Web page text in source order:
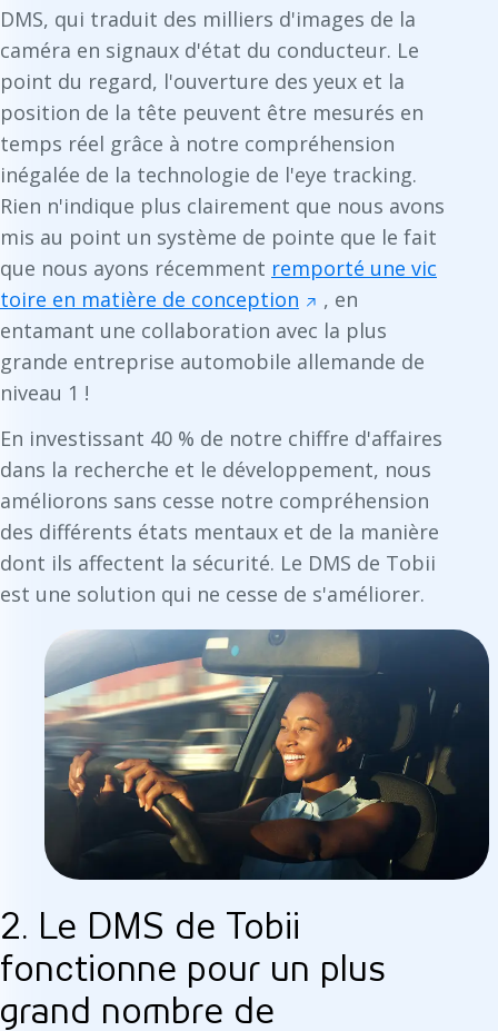
DMS, qui traduit des milliers d'images de la
caméra en signaux d'état du conducteur. Le
point du regard, l'ouverture des yeux et la
position de la tête peuvent être mesurés en
temps réel grâce à notre compréhension
inégalée de la technologie de l'eye tracking.
Rien n'indique plus clairement que nous avons
mis au point un système de pointe que le fait
que nous ayons récemment remporté une vic
toire en matière de conception
, en
entamant une collaboration avec la plus
grande entreprise automobile allemande de
niveau 1 !
En investissant 40 % de notre chiffre d'affaires
dans la recherche et le développement, nous
améliorons sans cesse notre compréhension
des différents états mentaux et de la manière
dont ils affectent la sécurité. Le DMS de Tobii
est une solution qui ne cesse de s'améliorer.
2. Le DMS de Tobii
fonctionne pour un plus
grand nombre de